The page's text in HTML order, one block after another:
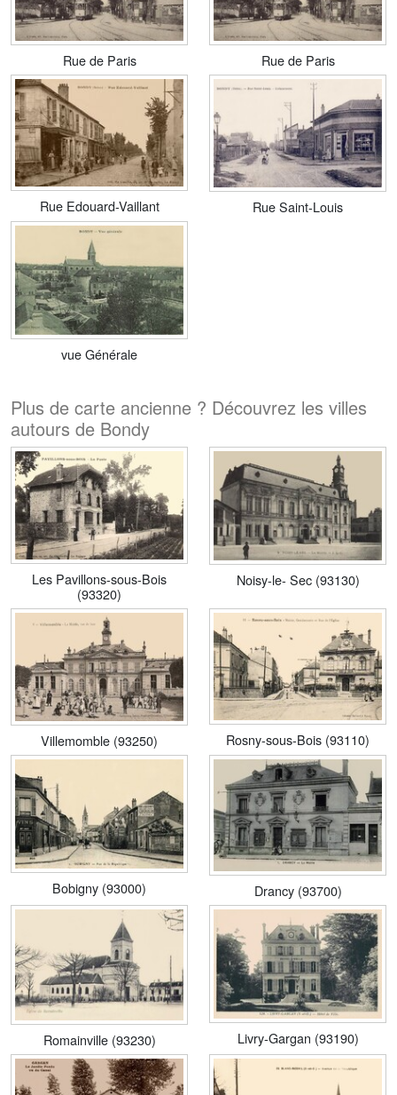
Rue de Paris Rue de Paris
Rue Edouard-Vaillant Rue Saint-Louis
vue Générale
Plus de carte ancienne ? Découvrez les villes
autours de Bondy
Les Pavillons-sous-Bois
(93320)
Noisy-le- Sec (93130)
Villemomble (93250) Rosny-sous-Bois (93110)
Bobigny (93000) Drancy (93700)
Romainville (93230) Livry-Gargan (93190)